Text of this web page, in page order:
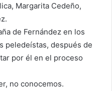
Margarita Cedeño,
de Fernández en los
peledeístas, después de
por él en el proceso
no conocemos.